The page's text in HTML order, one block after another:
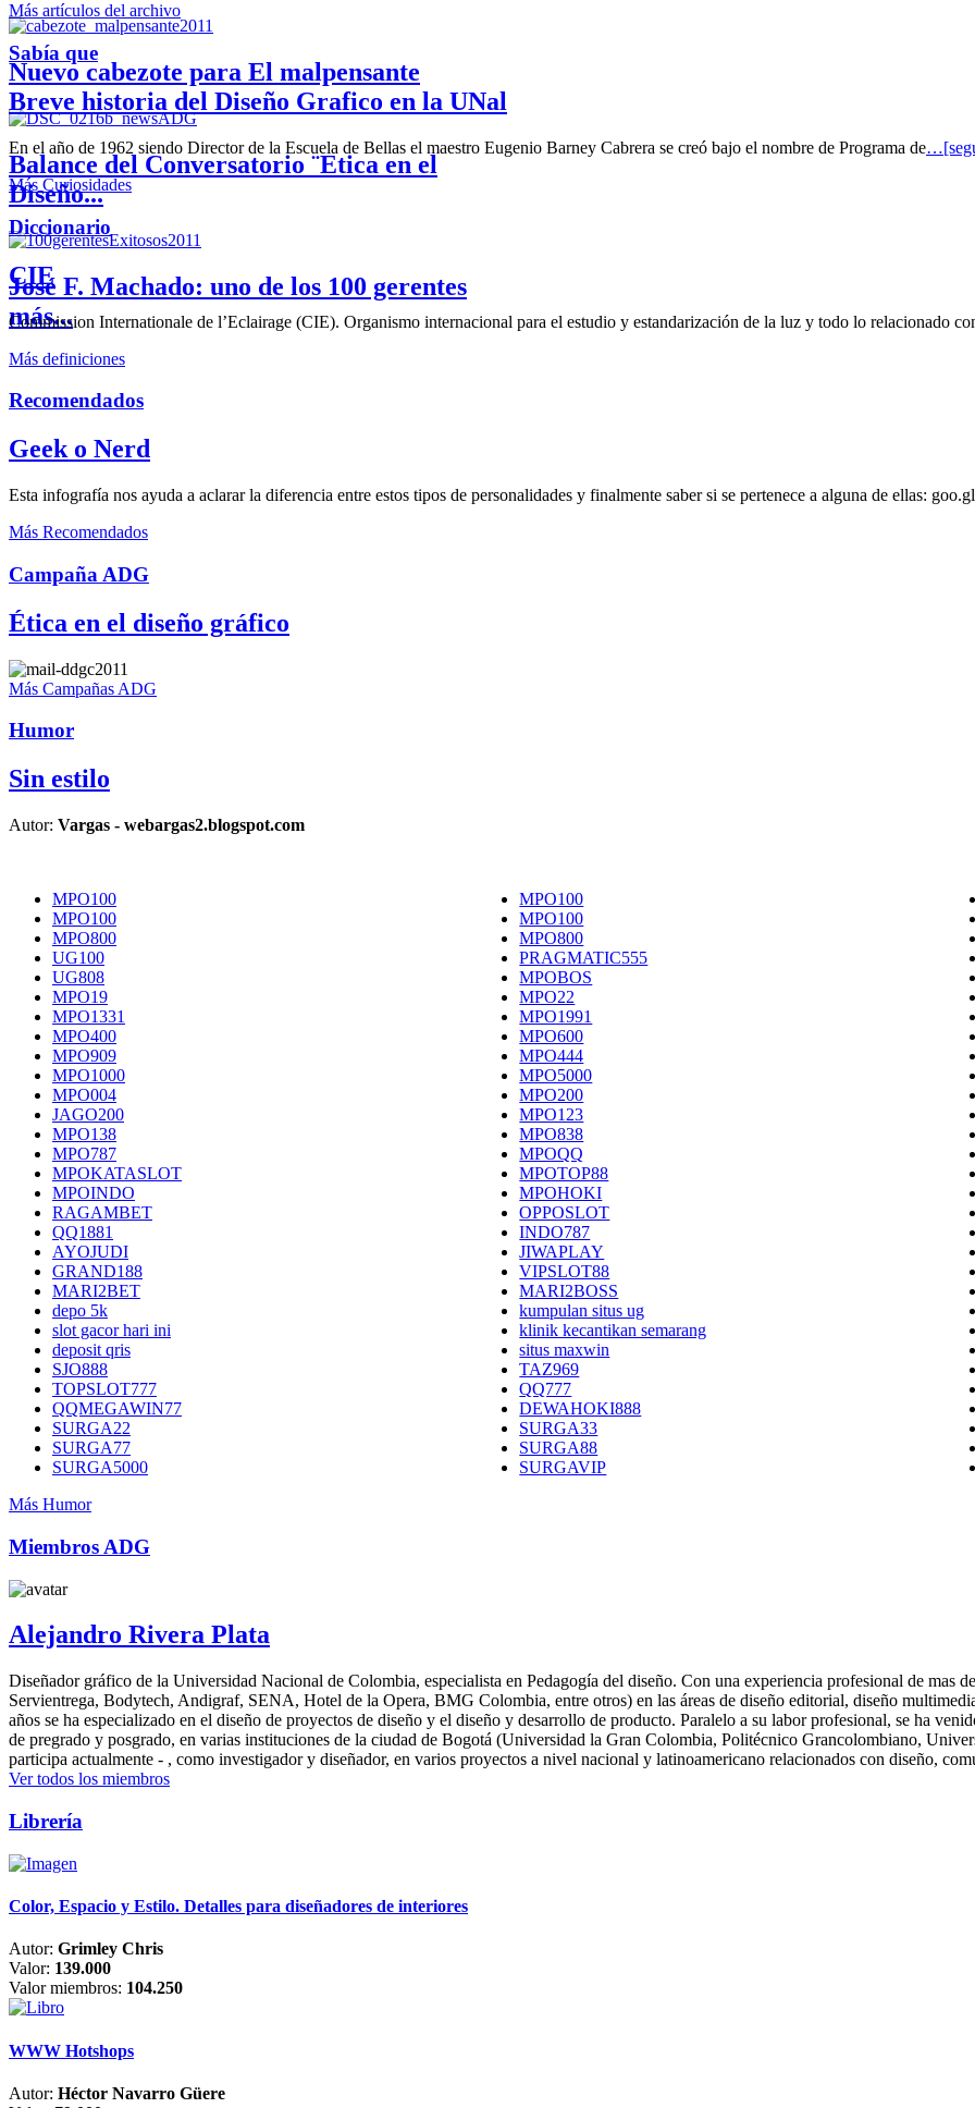
Nuevo cabezote para El malpensante
Balance del Conversatorio ¨Etica en el
Diseño...
José F. Machado: uno de los 100 gerentes
más...
Más artículos del archivo
Sabía que
Breve historia del Diseño Grafico en la UNal
En el año de 1962 siendo Director de la Escuela de Bellas el maestro Eugenio Barney Cabrera se creó bajo el nombre de Programa de
Más Curiosidades
Diccionario
CIE
Commission Internationale de l’Eclairage (CIE). Organismo internacional para el estudio y estandarización de la luz y todo lo relacionado
Más definiciones
Recomendados
Geek o Nerd
Esta infografía nos ayuda a aclarar la diferencia entre estos tipos de personalidades y finalmente saber si se pertenece a alguna de ellas:
Más Recomendados
Campaña ADG
Ética en el diseño gráfico
Más Campañas ADG
Humor
Sin estilo
Autor: Vargas - webargas2.blogspot.com
MPO100 MPO100
MPO100
MPO100
MPO800
MPO800
UG100
PRAGMATIC555
UG808
MPOBOS
MPO19
MPO22
MPO1331
MPO1991
MPO400
MPO600
MPO909
MPO444
MPO1000
MPO5000
MPO004
MPO200
JAGO200
MPO123
MPO138
MPO838
MPO787
MPOQQ
MPOKATASLOT
MPOTOP88
MPOINDO
MPOHOKI
RAGAMBET
OPPOSLOT
QQ1881
INDO787
AYOJUDI
JIWAPLAY
GRAND188
VIPSLOT88
MARI2BET
MARI2BOSS
depo 5k
kumpulan situs ug
slot gacor hari ini
klinik kecantikan semarang
deposit qris
situs maxwin
SJO888
TAZ969
TOPSLOT777
QQ777
QQMEGAWIN77
DEWAHOKI888
SURGA22
SURGA33
SURGA77
SURGA88
SURGA5000
SURGAVIP
Más Humor
Miembros ADG
Alejandro Rivera Plata
Diseñador gráfico de la Universidad Nacional de Colombia, especialista en Pedagogía del diseño. Con una experiencia profesional de mas
Servientrega, Bodytech, Andigraf, SENA, Hotel de la Opera, BMG Colombia, entre otros) en las áreas de diseño editorial, diseño
años se ha especializado en el diseño de proyectos de diseño y el diseño y desarrollo de producto. Paralelo a su labor profesional, se ha
de pregrado y posgrado, en varias instituciones de la ciudad de Bogotá (Universidad la Gran Colombia, Politécnico Grancolombiano,
participa actualmente - , como investigador y diseñador, en varios proyectos a nivel nacional y latinoamericano relacionados con diseño,
Ver todos los miembros
Librería
Color, Espacio y Estilo. Detalles para diseñadores de interiores
Autor: Grimley Chris
Valor: 139.000
Valor miembros: 104.250
WWW Hotshops
Autor: Héctor Navarro Güere